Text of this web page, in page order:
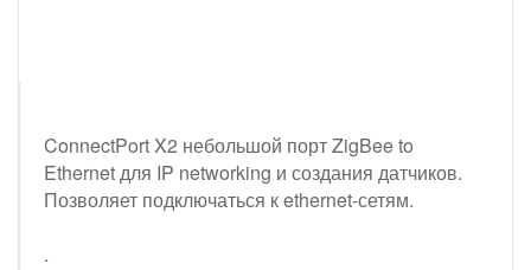
ConnectPort X2 небольшой порт ZigBee to
Ethernet для IP networking и создания датчиков.
Позволяет подключаться к ethernet-сетям.
.